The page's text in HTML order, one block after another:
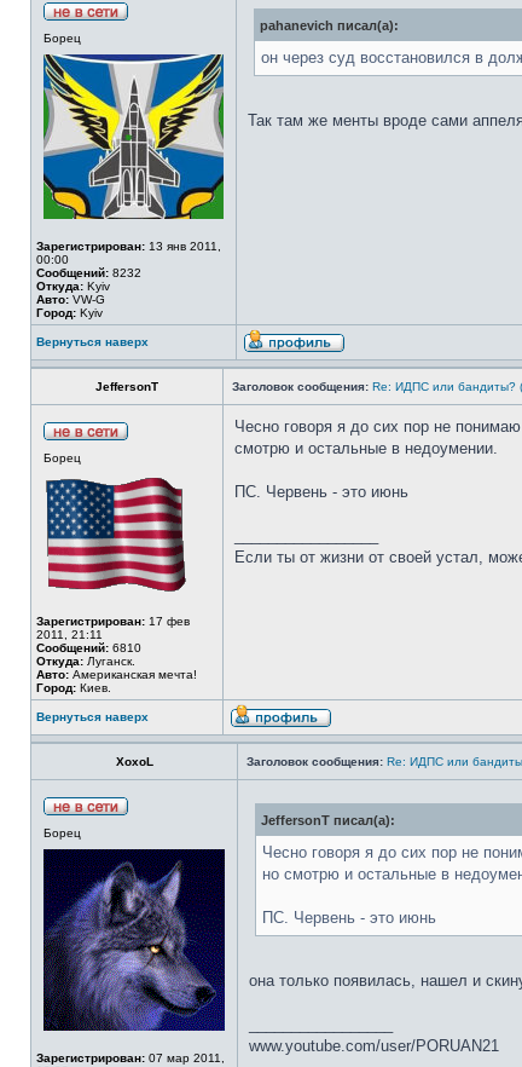
Борец
Зарегистрирован: 13 янв 2011,
00:00
Сообщений: 8232
Откуда: Kyiv
Авто: VW-G
Город: Kyiv
pahanevich писал(а):
он через суд восстановился в
Так там же менты вроде сами
Вернуться наверх
JeffersonT Заголовок сообщения: Re: ИДПС или бандиты?
Борец
Зарегистрирован: 17 фев
2011, 21:11
Сообщений: 6810
Откуда: Луганск.
Авто: Американская мечта!
Город: Киев.
Чесно говоря я до сих пор не
смотрю и остальные в недоумении.
ПС. Червень - это июнь
Если ты от жизни от своей устал,
Вернуться наверх
XoxoL Заголовок сообщения: Re: ИДПС или
Борец
Зарегистрирован: 07 мар 2011,
JeffersonT писал(а):
Чесно говоря я до сих пор не
но смотрю и остальные в
ПС. Червень - это июнь
она только появилась, нашел и
www.youtube.com/user/PORUAN21